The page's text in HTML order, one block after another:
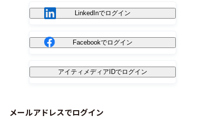
LinkedInでログイン
Facebookでログイン
アイティメディアIDでログイン
メールアドレスでログイン